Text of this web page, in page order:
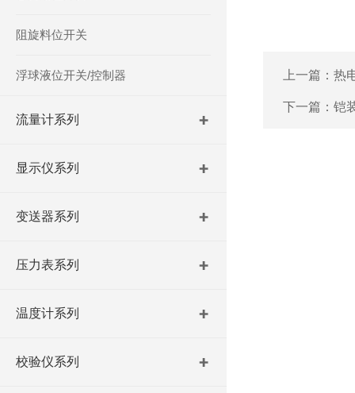
阻旋料位开关
浮球液位开关/控制器
流量计系列
显示仪系列
变送器系列
压力表系列
温度计系列
校验仪系列
上一篇： 热
下一篇： 铠